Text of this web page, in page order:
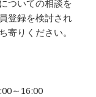
ついての相談を
登録を検討され
寄りください。
～16:00